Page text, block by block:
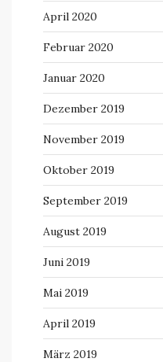
April 2020
Februar 2020
Januar 2020
Dezember 2019
November 2019
Oktober 2019
September 2019
August 2019
Juni 2019
Mai 2019
April 2019
März 2019